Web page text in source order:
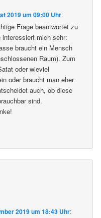
2019 um 09:00 Uhr:
Frage beantwortet zu
mich sehr:
braucht ein Mensch
Raum). Zum
oder wieviel
oder braucht man eher
auch, ob diese
sind.
2019 um 18:43 Uhr: